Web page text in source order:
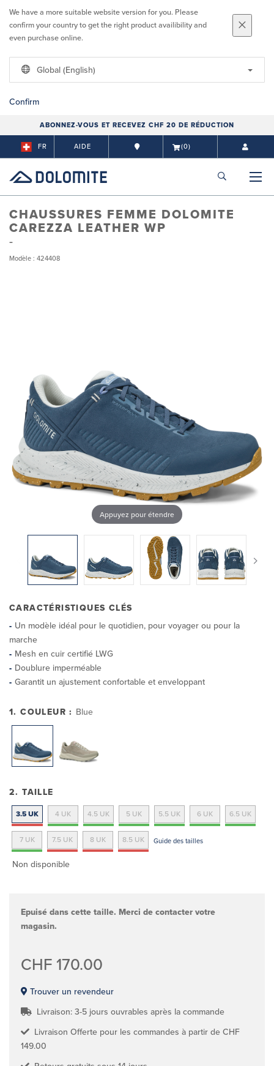
We have a more suitable website version for you. Please
confirm your country to get the right product availibility and
even purchase online.
Global (English)
Confirm
ABONNEZ-VOUS ET RECEVEZ CHF 20 DE RÉDUCTION
FR AIDE (0)
CHAUSSURES FEMME DOLOMITE
CAREZZA LEATHER WP
Modèle : 424408
Appuyez pour étendre
CARACTÉRISTIQUES CLÉS
Un modèle idéal pour le quotidien, pour voyager ou pour la
marche
Mesh en cuir certifié LWG
Doublure imperméable
Garantit un ajustement confortable et enveloppant
1. COULEUR : Blue
2. TAILLE
3.5 UK 4 UK 4.5 UK 5 UK 5.5 UK 6 UK 6.5 UK
7 UK 7.5 UK 8 UK 8.5 UK Guide des tailles
Non disponible
Epuisé dans cette taille. Merci de contacter votre
magasin.
CHF 170.00
Trouver un revendeur
Livraison: 3-5 jours ouvrables après la commande
Livraison Offerte pour les commandes à partir de CHF
149.00